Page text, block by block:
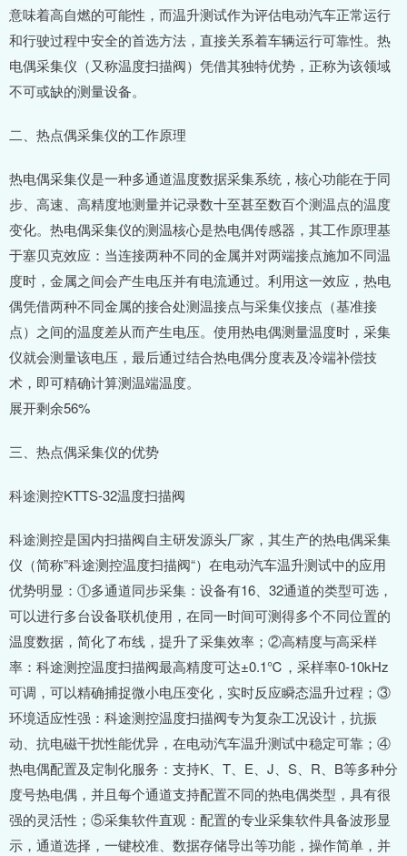
意味着高自燃的可能性，而温升测试作为评估电动汽车正常运行
和行驶过程中安全的首选方法，直接关系着车辆运行可靠性。热
电偶采集仪（又称温度扫描阀）凭借其独特优势，正称为该领域
不可或缺的测量设备。
二、热点偶采集仪的工作原理
热电偶采集仪是一种多通道温度数据采集系统，核心功能在于同
步、高速、高精度地测量并记录数十至甚至数百个测温点的温度
变化。热电偶采集仪的测温核心是热电偶传感器，其工作原理基
于塞贝克效应：当连接两种不同的金属并对两端接点施加不同温
度时，金属之间会产生电压并有电流通过。利用这一效应，热电
偶凭借两种不同金属的接合处测温接点与采集仪接点（基准接
点）之间的温度差从而产生电压。使用热电偶测量温度时，采集
仪就会测量该电压，最后通过结合热电偶分度表及冷端补偿技
术，即可精确计算测温端温度。
展开剩余56%
三、热点偶采集仪的优势
科途测控KTTS-32温度扫描阀
科途测控是国内扫描阀自主研发源头厂家，其生产的热电偶采集
仪（简称”科途测控温度扫描阀“）在电动汽车温升测试中的应用
优势明显：①多通道同步采集：设备有16、32通道的类型可选，
可以进行多台设备联机使用，在同一时间可测得多个不同位置的
温度数据，简化了布线，提升了采集效率；②高精度与高采样
率：科途测控温度扫描阀最高精度可达±0.1℃，采样率0-10kHz
可调，可以精确捕捉微小电压变化，实时反应瞬态温升过程；③
环境适应性强：科途测控温度扫描阀专为复杂工况设计，抗振
动、抗电磁干扰性能优异，在电动汽车温升测试中稳定可靠；④
热电偶配置及定制化服务：支持K、T、E、J、S、R、B等多种分
度号热电偶，并且每个通道支持配置不同的热电偶类型，具有很
强的灵活性；⑤采集软件直观：配置的专业采集软件具备波形显
示，通道选择，一键校准、数据存储导出等功能，操作简单，并